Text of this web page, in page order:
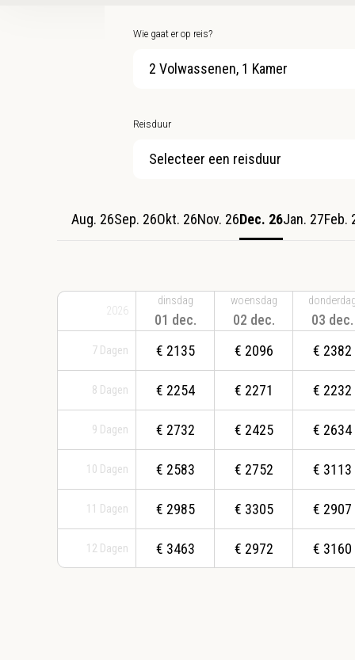
Wie gaat er op reis?
2 Volwassenen, 1 Kamer
Reisduur
Selecteer een reisduur
Aug. 26Sep. 26Okt. 26Nov. 26Dec. 26Jan. 27Feb.
2026
7 Dagen
8 Dagen
9 Dagen
10 Dagen
11 Dagen
12 Dagen
dinsdag
01 dec.
€ 2135
€ 2254
€ 2732
€ 2583
€ 2985
€ 3463
woensdag
02 dec.
€ 2096
€ 2271
€ 2425
€ 2752
€ 3305
€ 2972
donderdag
03 dec.
€ 2382
€ 2232
€ 2634
€ 3113
€ 2907
€ 3160